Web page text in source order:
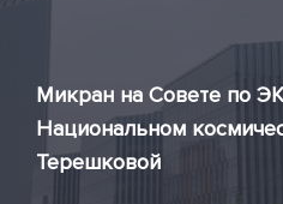
Микран на Совете по
Национальном
Терешковой